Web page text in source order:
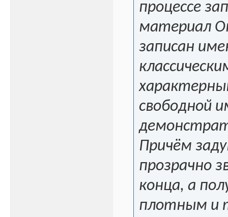
процессе
материал
записан
свободной
Причём
прозрачно
конца, а
плотным и